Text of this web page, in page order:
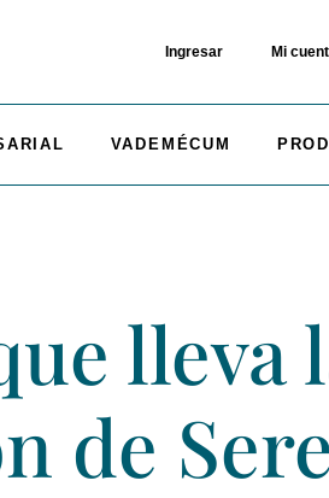
Ingresar Mi
VADEMÉCUM
lleva
de